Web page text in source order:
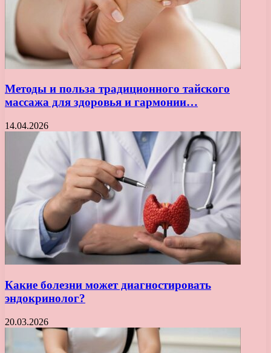
Методы и польза традиционного тайского
массажа для здоровья и гармонии…
14.04.2026
Какие болезни может диагностировать
эндокринолог?
20.03.2026